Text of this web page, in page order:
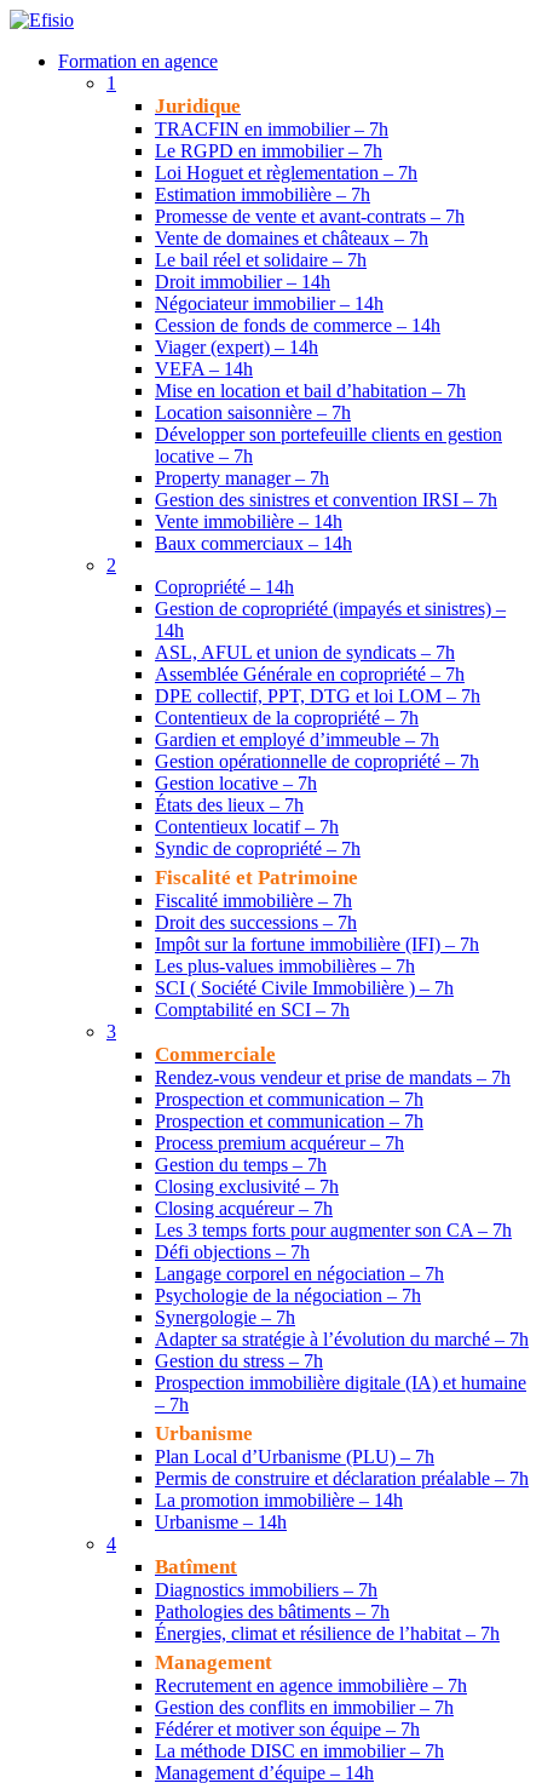
Formation en agence
1
Juridique
TRACFIN en immobilier – 7h
Le RGPD en immobilier – 7h
Loi Hoguet et règlementation – 7h
Estimation immobilière – 7h
Promesse de vente et avant-contrats – 7h
Vente de domaines et châteaux – 7h
Le bail réel et solidaire – 7h
Droit immobilier – 14h
Négociateur immobilier – 14h
Cession de fonds de commerce – 14h
Viager (expert) – 14h
VEFA – 14h
Mise en location et bail d’habitation – 7h
Location saisonnière – 7h
Développer son portefeuille clients en gestion
locative – 7h
Property manager – 7h
Gestion des sinistres et convention IRSI – 7h
Vente immobilière – 14h
Baux commerciaux – 14h
2
Copropriété – 14h
Gestion de copropriété (impayés et sinistres) –
14h
ASL, AFUL et union de syndicats – 7h
Assemblée Générale en copropriété – 7h
DPE collectif, PPT, DTG et loi LOM – 7h
Contentieux de la copropriété – 7h
Gardien et employé d’immeuble – 7h
Gestion opérationnelle de copropriété – 7h
Gestion locative – 7h
États des lieux – 7h
Contentieux locatif – 7h
Syndic de copropriété – 7h
Fiscalité et Patrimoine
Fiscalité immobilière – 7h
Droit des successions – 7h
Impôt sur la fortune immobilière (IFI) – 7h
Les plus-values immobilières – 7h
SCI ( Société Civile Immobilière ) – 7h
Comptabilité en SCI – 7h
3
Commerciale
Rendez-vous vendeur et prise de mandats – 7h
Prospection et communication – 7h
Prospection et communication – 7h
Process premium acquéreur – 7h
Gestion du temps – 7h
Closing exclusivité – 7h
Closing acquéreur – 7h
Les 3 temps forts pour augmenter son CA – 7h
Défi objections – 7h
Langage corporel en négociation – 7h
Psychologie de la négociation – 7h
Synergologie – 7h
Adapter sa stratégie à l’évolution du marché – 7h
Gestion du stress – 7h
Prospection immobilière digitale (IA) et humaine
– 7h
Urbanisme
Plan Local d’Urbanisme (PLU) – 7h
Permis de construire et déclaration préalable – 7h
La promotion immobilière – 14h
Urbanisme – 14h
4
Batîment
Diagnostics immobiliers – 7h
Pathologies des bâtiments – 7h
Énergies, climat et résilience de l’habitat – 7h
Management
Recrutement en agence immobilière – 7h
Gestion des conflits en immobilier – 7h
Fédérer et motiver son équipe – 7h
La méthode DISC en immobilier – 7h
Management d’équipe – 14h